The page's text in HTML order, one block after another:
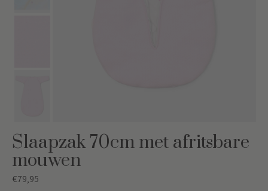
Slaapzak 70cm met afritsbare
mouwen
€79,95